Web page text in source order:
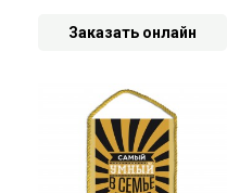
Заказать онлайн